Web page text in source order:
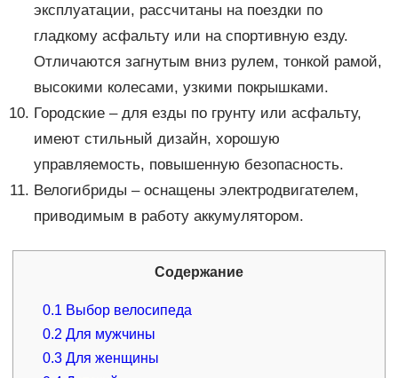
эксплуатации, рассчитаны на поездки по
гладкому асфальту или на спортивную езду.
Отличаются загнутым вниз рулем, тонкой рамой,
высокими колесами, узкими покрышками.
Городские – для езды по грунту или асфальту,
имеют стильный дизайн, хорошую
управляемость, повышенную безопасность.
Велогибриды – оснащены электродвигателем,
приводимым в работу аккумулятором.
Содержание
0.1 Выбор велосипеда
0.2 Для мужчины
0.3 Для женщины